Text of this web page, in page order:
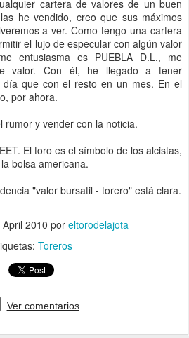
cartera de valores de un buen
he vendido, creo que sus máximos
a ver. Como tengo una cartera
el lujo de especular con algún valor
entusiasma es PUEBLA D.L., me
valor. Con él, he llegado a tener
que con el resto en un mes. En el
por ahora.
rumor y vender con la noticia.
El toro es el símbolo de los alcistas,
bolsa americana.
"valor bursatil - torero" está clara.
2010 por eltorodelajota
Toreros
Ver comentarios